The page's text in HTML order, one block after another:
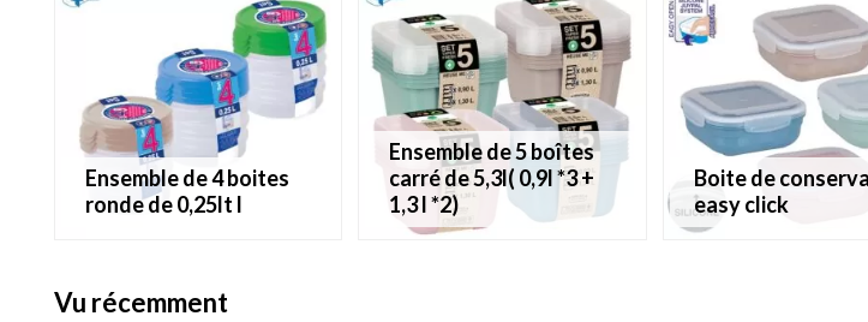
ensemble de 4 boites
ronde de 0,25lt l
ensemble de 5 boîtes
carré de 5,3l( 0,9l *3 +
1,3 l *2)
boite de conservation
easy click
vu récemment